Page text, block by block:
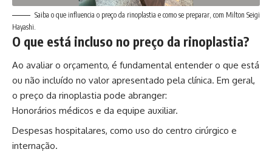
Saiba o que influencia o preço da rinoplastia e como se preparar, com Milton Seigi
Hayashi.
O que está incluso no preço da rinoplastia?
Ao avaliar o orçamento, é fundamental entender o que está
ou não incluído no valor apresentado pela clínica. Em geral,
o preço da rinoplastia pode abranger:
Honorários médicos e da equipe auxiliar.
Despesas hospitalares, como uso do centro cirúrgico e
internação.